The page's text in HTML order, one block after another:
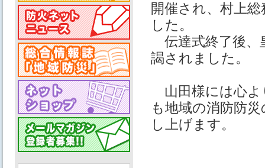
開催され、村上
した。
伝達式終了後、
謁されました。
山田様には心よ
も地域の消防防
し上げます。